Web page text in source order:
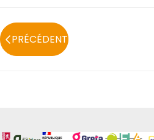
PRÉCÉDENT